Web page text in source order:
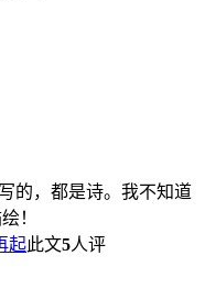
的，都是诗。我不知道
！
起此文5人评